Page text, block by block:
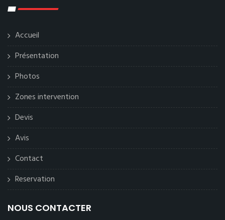
Accueil
Présentation
Photos
Zones intervention
Devis
Avis
Contact
Reservation
NOUS CONTACTER